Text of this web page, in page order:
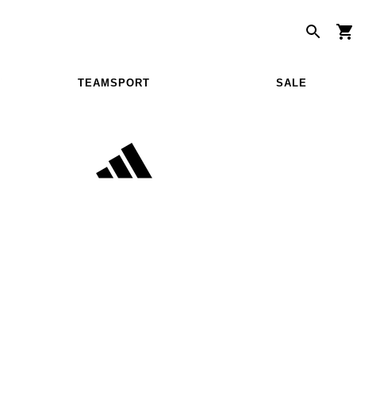
TEAMSPORT SALE